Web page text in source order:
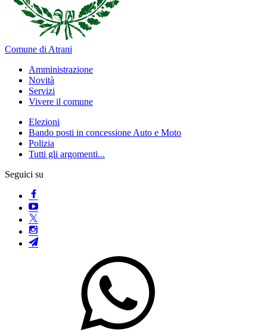
Comune di Atrani
Amministrazione
Novità
Servizi
Vivere il comune
Elezioni
Bando posti in concessione Auto e Moto
Polizia
Tutti gli argomenti...
Seguici su